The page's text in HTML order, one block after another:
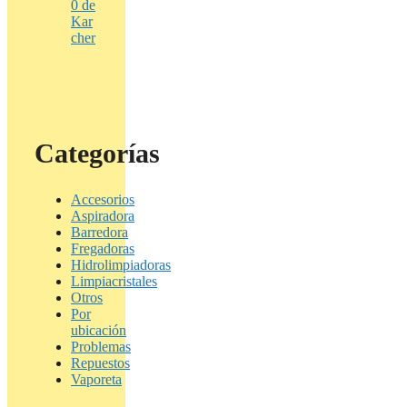
0 de
Kar
cher
Categorías
Accesorios
Aspiradora
Barredora
Fregadoras
Hidrolimpiadoras
Limpiacristales
Otros
Por
ubicación
Problemas
Repuestos
Vaporeta